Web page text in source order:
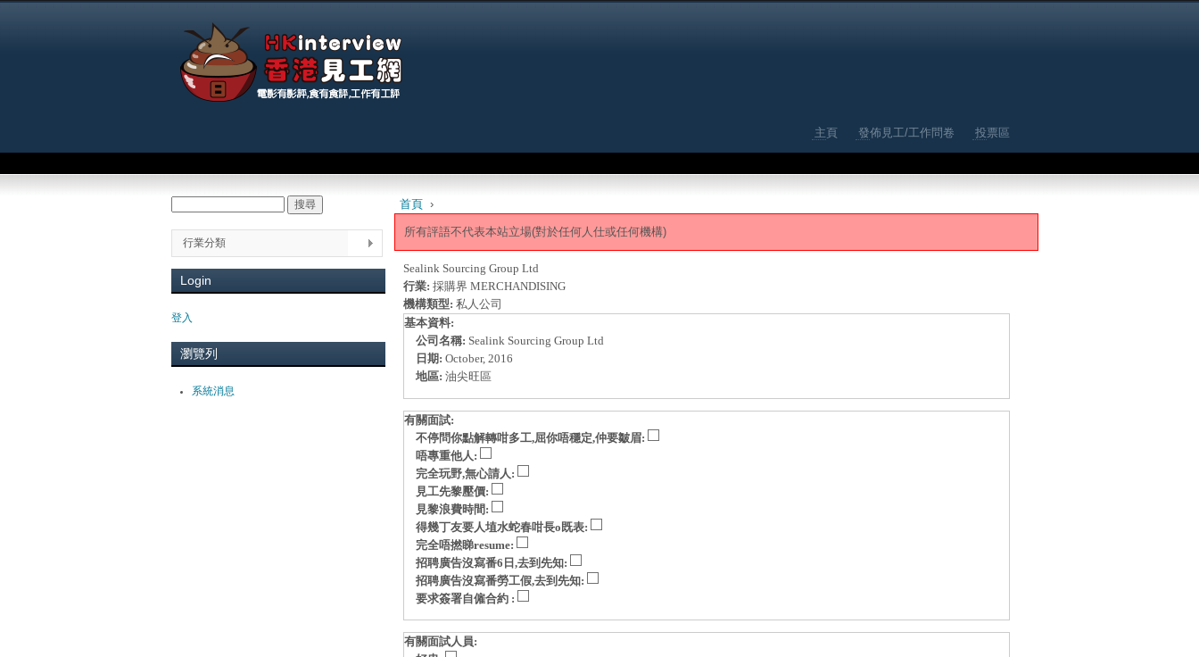
主頁 發佈見工/工作問卷 投票區
首頁›
所有評語不代表本站立場(對於任何人仕或任何機構)
Sealink Sourcing Group Ltd
行業: 採購界 MERCHANDISING
機構類型: 私人公司
基本資料:
公司名稱: Sealink Sourcing Group Ltd
日期: October, 2016
地區: 油尖旺區
有關面試:
不停問你點解轉咁多工,屈你唔穩定,仲要皺眉:
唔專重他人:
完全玩野,無心請人:
見工先黎壓價:
見黎浪費時間:
得幾丁友要人埴水蛇春咁長o既表:
完全唔撚睇resume:
招聘廣告沒寫番6日,去到先知:
招聘廣告沒寫番勞工假,去到先知:
要求簽署自僱合約 :
有關面試人員:
行業分類
Login
登入
瀏覽列
系統消息